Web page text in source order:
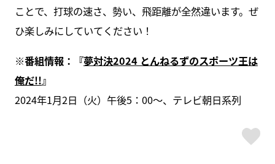
ことで、打球の速さ、勢い、飛距離が全然違います。ぜ
ひ楽しみにしていてください！
※番組情報：『夢対決2024 とんねるずのスポーツ王は
俺だ!!』
2024年1月2日（火）午後5：00〜、テレビ朝日系列